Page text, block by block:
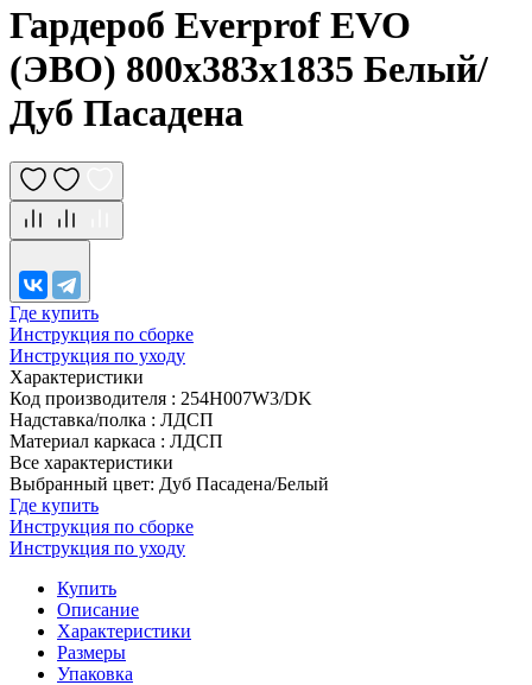
Гардероб Everprof EVO
(ЭВО) 800х383x1835 Белый/
Дуб Пасадена
Где купить
Инструкция по сборке
Инструкция по уходу
Характеристики
Код производителя : 254H007W3/DK
Надставка/полка : ЛДСП
Материал каркаса : ЛДСП
Все характеристики
Выбранный цвет: Дуб Пасадена/Белый
Где купить
Инструкция по сборке
Инструкция по уходу
Купить
Описание
Характеристики
Размеры
Упаковка